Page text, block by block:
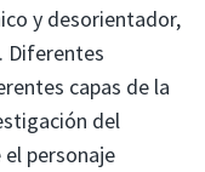
y desorientador,
Diferentes
capas de la
del
personaje